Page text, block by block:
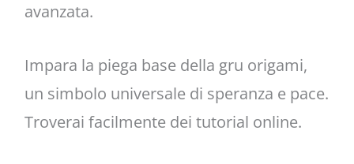
avanzata.
Impara la piega base della gru origami,
un simbolo universale di speranza e pace.
Troverai facilmente dei tutorial online.